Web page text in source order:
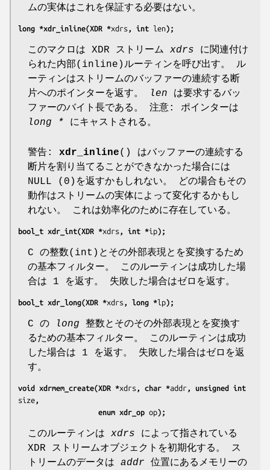
ムの実体はこれを保証する必要はない。
long *xdr_inline(XDR *xdrs , int len);
このマクロは XDR ストリーム xdrs に関連付け
られた内部(inline)ルーティンを呼び出す。 ル
ーティンはストリームのバッファーの連続する断
片へのポインターを返す。
len は要求するバッ
ファーのバイト長である。 注意: ポインターは
long * にキャストされる。
警告: xdr_inline() はバッファーの連続する
断片を割り当てることができなかった場合には
NULL (0)を返すかもしれない。 どの場合もその
動作はストリームの実体によって変化するかもし
れない。 これは効率化のために存在している。
bool_t xdr_int(XDR *xdrs , int *ip);
C の整数(int)とその外部表現とを変換するため
の基本フィルター。 このルーティンは成功した場
合は 1 を返す。 失敗した場合はゼロを返す。
bool_t xdr_long(XDR *xdrs , long *lp);
C の long 整数とそのその外部表現とを変換す
るための基本フィルター。 このルーティンは成功
した場合は 1 を返す。 失敗した場合はゼロを返
す。
void xdrmem_create(XDR *xdrs , char *addr
size ,
                   enum xdr_op
op);
このルーティンは xdrs によって指されている
XDR ストリームオブジェクトを初期化する。 ス
トリームのデータは addr 位置にあるメモリーの